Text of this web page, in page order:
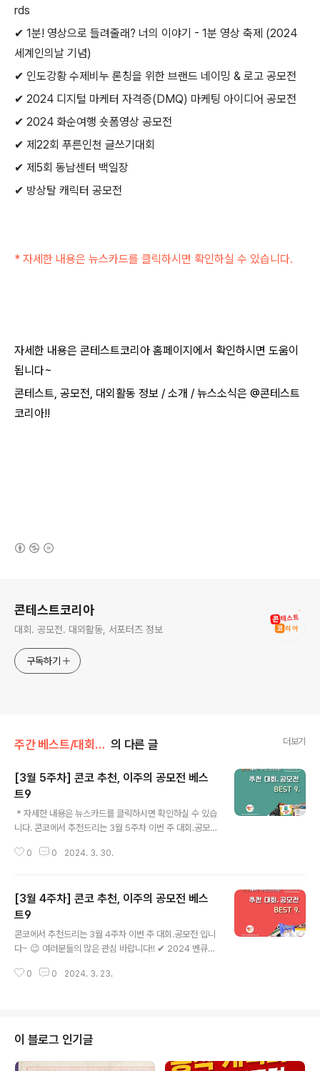
rds
✔ 1분! 영상으로 들려줄래? 너의 이야기 - 1분 영상 축제 (2024
세계인의날 기념)
✔ 인도강황 수제비누 론칭을 위한 브랜드 네이밍 & 로고 공모전
✔ 2024 디지털 마케터 자격증(DMQ) 마케팅 아이디어 공모전
✔ 2024 화순여행 숏폼영상 공모전
✔ 제22회 푸른인천 글쓰기대회
✔ 제5회 동남센터 백일장
✔ 방상탈 캐릭터 공모전
* 자세한 내용은 뉴스카드를 클릭하시면 확인하실 수 있습니다.
자세한 내용은 콘테스트코리아 홈페이지에서 확인하시면 도움이
됩니다~​
콘테스트, 공모전, 대외활동 정보 / 소개 / 뉴스소식은 @콘테스트
코리아!!
콘테스트코리아
대회. 공모전. 대외활동, 서포터즈 정보
구독하기
주간 베스트/대회 • 공모전 의 다른 글 더보기
[3월 5주차] 콘코 추천, 이주의 공모전 베스
트9
​ * 자세한 내용은 뉴스카드를 클릭하시면 확인하실 수 있습
니다. 콘코에서 추천드리는 3월 5주차 이번 주 대회.공모
유니버설디자인 아이디어 대전 ✔ 2024 쌀 요리 경연대회
024 제9회 한예동요제 ✔ 미국 영재 국제 음악 콩쿠르 ✔
[대전시] 초중고 동화작가 공모전 ✔ 더자인병원과 함께하
는 제5회 동네작가 그림&사진 공모전 ​ ​ 자세한 내용은 콘
테스트코리아 홈페이지에서 확인하시면 도움이 됩니다~​
콘테스트, 공모전, 대외활동 정보 / 소개 / 뉴스소식은 @콘
테스트코리아!! ​ ​
0 0 2024. 3. 30.
[3월 4주차] 콘코 추천, 이주의 공모전 베스
트9
콘코에서 추천드리는 3월 4주차 이번 주 대회.공모전 입니
다~ 😉 여러분들의 많은 관심 바랍니다!! ​✔ 2024 벤큐코
아이디어 공모전 ✔ 2024 KT&G 상상마당 코코챌린지
용 공모전 ✔ 제1회 강아지숲 그림책 공모전 ✔ 2024 어
린이날 기념 그림대회 '내가 꿈꾸는 Amazing 가족여행'
✔ 2024 영스타즈 경진대회(Young Stars MAD Com
0 0 2024. 3. 23.
이 블로그 인기글